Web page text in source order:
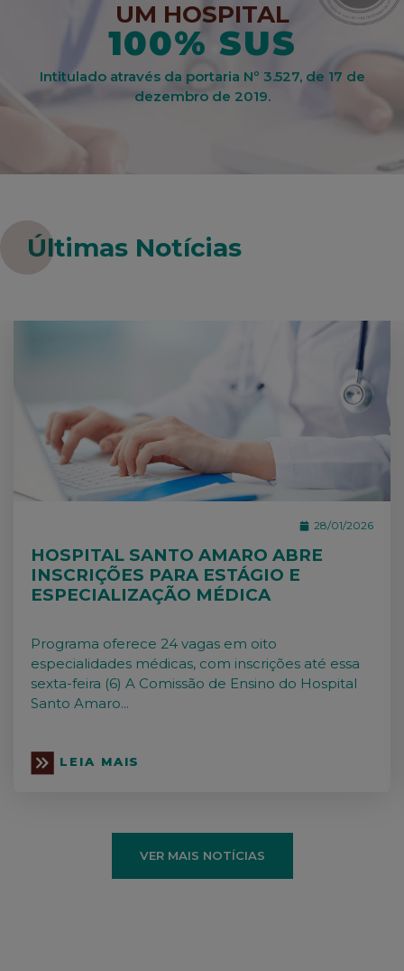
UM HOSPITAL
100% SUS
Intitulado através da portaria Nº 3.527, de 17 de
dezembro de 2019.
Últimas Notícias
28/01/2026
HOSPITAL SANTO AMARO ABRE
INSCRIÇÕES PARA ESTÁGIO E
ESPECIALIZAÇÃO MÉDICA
Programa oferece 24 vagas em oito
especialidades médicas, com inscrições até essa
sexta-feira (6) A Comissão de Ensino do Hospital
Santo Amaro...
LEIA MAIS
VER MAIS NOTÍCIAS